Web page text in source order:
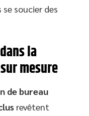
soucier des
la
mesure
de bureau
revêtent